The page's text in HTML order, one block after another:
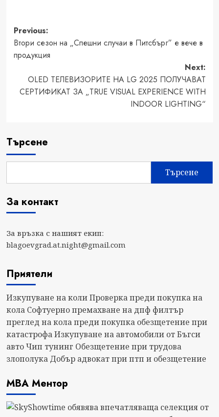
Post
navigation
Previous:
Втори сезон на „Спешни случаи в Питсбърг” е вече в
продукция
Next:
OLED ТЕЛЕВИЗОРИТЕ НА LG 2025 ПОЛУЧАВАТ
СЕРТИФИКАТ ЗА „TRUE VISUAL EXPERIENCE WITH
INDOOR LIGHTING“
Търсене
Търсене
За контакт
За връзка с нашият екип:
blagoevgrad.at.night@gmail.com
Приятели
Изкупуване на коли Проверка преди покупка на
кола Софтуерно премахване на дпф филтър
преглед на кола преди покупка обезщетение при
катастрофа Изкупуване на автомобили от Бъгси
авто Чип тунинг Обезщетение при трудова
злополука Добър адвокат при птп и обезщетение
МВА Ментор